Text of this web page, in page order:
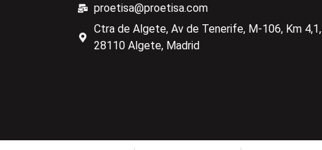
proetisa@proetisa.com
Ctra de Algete, Av de Tenerife, M-106, Km 4,1,
28110 Algete, Madrid